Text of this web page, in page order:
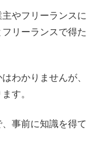
やフリーランスに
リーランスで得た
わかりませんが、
す。
事前に知識を得て